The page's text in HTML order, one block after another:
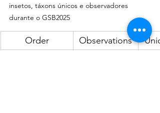
insetos, táxons únicos e observadores
durante o GSB2025
Order Observations